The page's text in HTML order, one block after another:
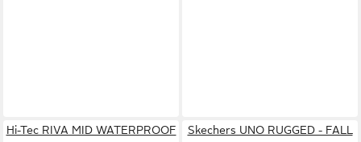
Hi-Tec RIVA MID WATERPROOF
Skechers UNO RUGGED - FALL